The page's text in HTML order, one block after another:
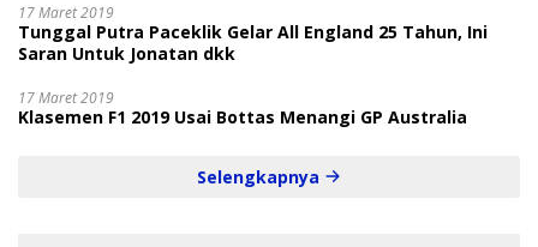
17 Maret 2019
Tunggal Putra Paceklik Gelar All England 25 Tahun, Ini
Saran Untuk Jonatan dkk
17 Maret 2019
Klasemen F1 2019 Usai Bottas Menangi GP Australia
Selengkapnya